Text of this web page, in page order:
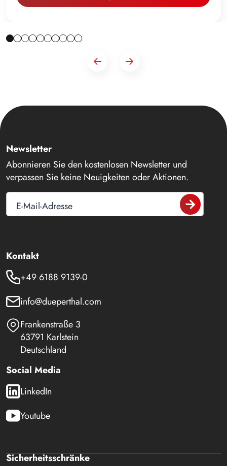
Newsletter
Abonnieren Sie den kostenlosen Newsletter und
verpassen Sie keine Neuigkeiten oder Aktionen.
E-Mail-Adresse
Kontakt
+49 6188 9139-0
info@dueperthal.com
Frankenstraße 3
63791 Karlstein
Deutschland
Social Media
LinkedIn
Youtube
Sicherheitsschränke